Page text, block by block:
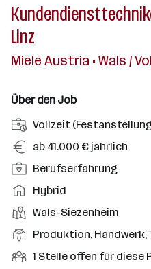
Linz
Miele Austria • Wals /
Über den Job
A
n
t
e
l
u
n
Vollzeit
G
e
h
a
l
t
ab 41.000 € jährlich
P
o
i
t
i
Berufserfahrung
A
r
b
e
i
Hybrid
D
i
n
Wals-Siezenheim
B
e
Produktion, Handwerk,
O
1 Stelle offen für diese